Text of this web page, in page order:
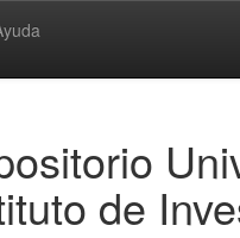
de